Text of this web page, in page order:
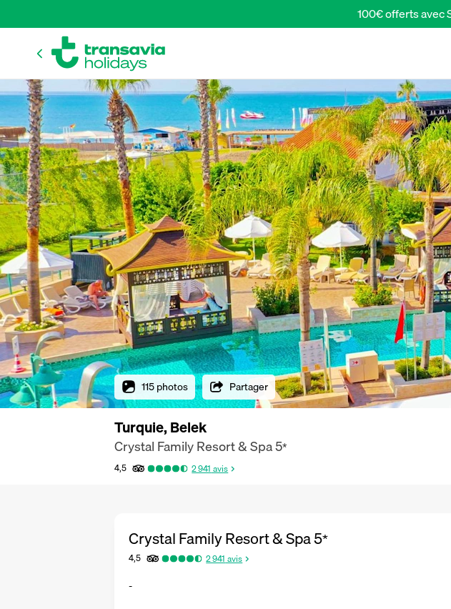
100€ offerts avec
115 photos Partager
Turquie, Belek
Crystal Family Resort & Spa5*
4,5 2 941 avis
Crystal Family Resort & Spa5*
4,5 2 941 avis
-